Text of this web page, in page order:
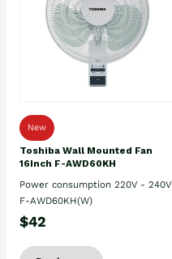
New
Toshiba Wall Mounted Fan
16Inch F-AWD60KH
Power consumption 220V - 240V
F-AWD60KH(W)
$42